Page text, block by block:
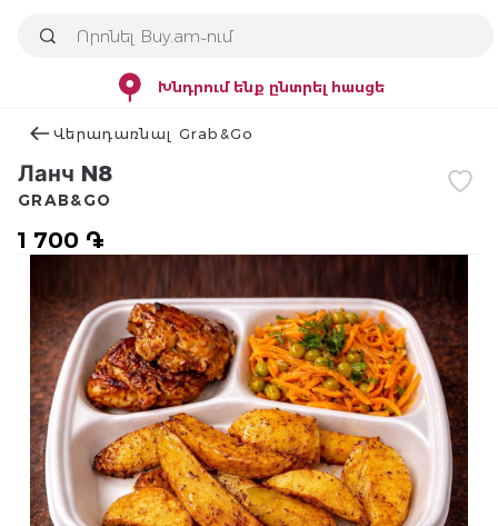
Խնդրում ենք ընտրել հասցե
Վերադառնալ Grab&Go
Ланч N8
1 700 ֏
GRAB&GO